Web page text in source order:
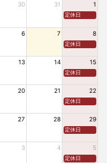
30 31 1
定休日
6 7 8
定休日
13 14 15
定休日
20 21 22
定休日
27 28 29
定休日
3 4 5
定休日